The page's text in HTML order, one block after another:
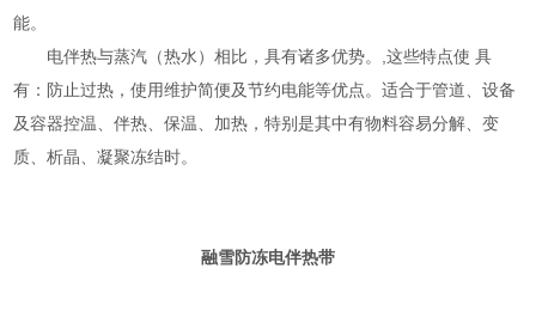
能。
电伴热与蒸汽（热水）相比，具有诸多优势。,这些特点使 具
有：防止过热，使用维护简便及节约电能等优点。适合于管道、设备
及容器控温、伴热、保温、加热，特别是其中有物料容易分解、变
质、析晶、凝聚冻结时。
融雪防冻电伴热带